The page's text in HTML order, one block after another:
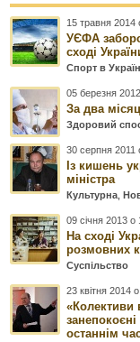
15 травня 2014
УЄФА
сході
Спорт в
05 березня
За два
Здоровий
30 серпня 2011
Із кишень
міністра
Культурна ,
09 січня 2013 о
На сході
розмовних
Суспільство
23 квітня 2014
«Колективи
останнім